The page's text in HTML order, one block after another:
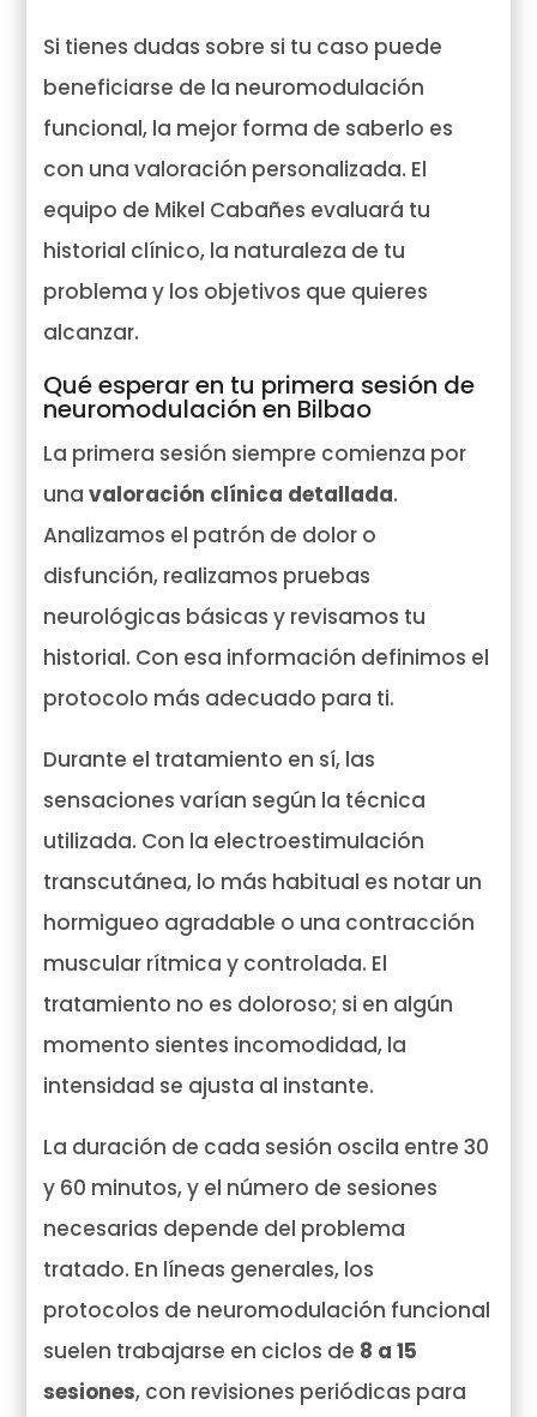
Si tienes dudas sobre si tu caso puede
beneficiarse de la neuromodulación
funcional, la mejor forma de saberlo es
con una valoración personalizada. El
equipo de Mikel Cabañes evaluará tu
historial clínico, la naturaleza de tu
problema y los objetivos que quieres
alcanzar.
Qué esperar en tu primera sesión de
neuromodulación en Bilbao
La primera sesión siempre comienza por
una valoración clínica detallada.
Analizamos el patrón de dolor o
disfunción, realizamos pruebas
neurológicas básicas y revisamos tu
historial. Con esa información definimos el
protocolo más adecuado para ti.
Durante el tratamiento en sí, las
sensaciones varían según la técnica
utilizada. Con la electroestimulación
transcutánea, lo más habitual es notar un
hormigueo agradable o una contracción
muscular rítmica y controlada. El
tratamiento no es doloroso; si en algún
momento sientes incomodidad, la
intensidad se ajusta al instante.
La duración de cada sesión oscila entre 30
y 60 minutos, y el número de sesiones
necesarias depende del problema
tratado. En líneas generales, los
protocolos de neuromodulación funcional
suelen trabajarse en ciclos de 8 a 15
sesiones, con revisiones periódicas para